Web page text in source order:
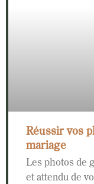
Réussir vos
mariage
Les photos de
et attendu de